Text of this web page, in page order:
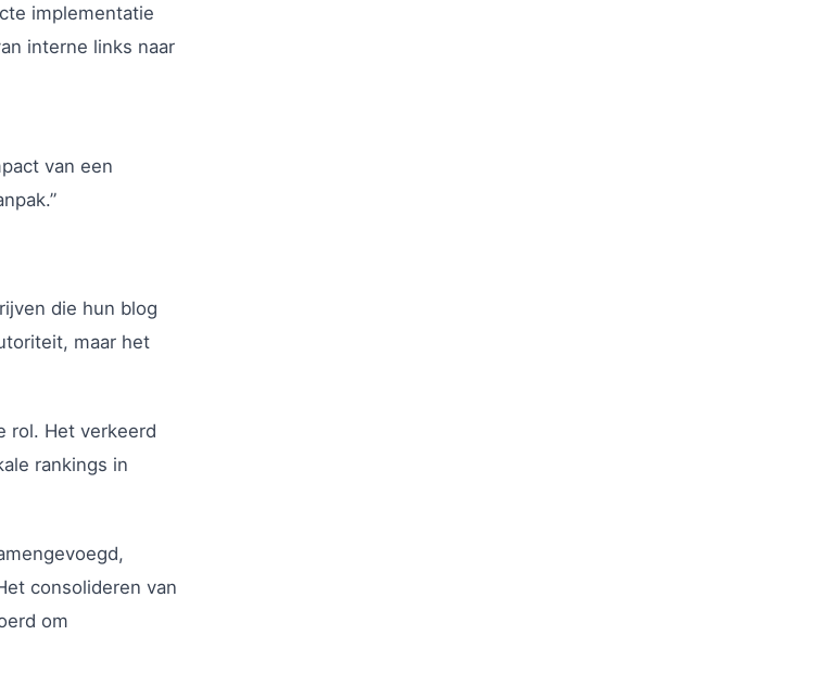
implementatie
interne links naar
van een
die hun blog
maar het
rol. Het verkeerd
rankings in
consolideren van
om